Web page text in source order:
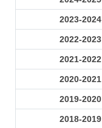
2023-2024
2022-2023
2021-2022
2020-2021
2019-2020
2018-2019